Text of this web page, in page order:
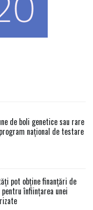
de boli genetice sau rare
național de testare
pot obține finanțări de
înființarea unei